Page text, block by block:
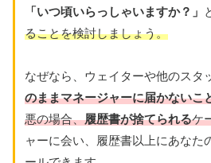
「いつ頃いらっしゃいますか？」
ることを検討しましょう。
なぜなら、ウェイターや他のスタ
のままマネージャーに届かないこ
悪の場合、履歴書が捨てられるケ
ャーに会い、履歴書以上にあなた